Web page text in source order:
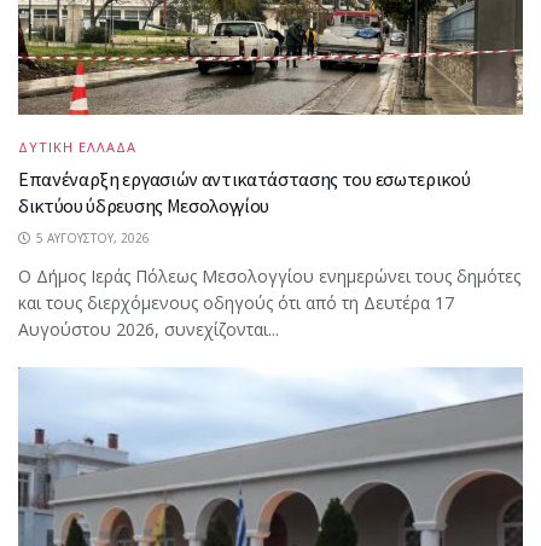
ΔΥΤΙΚΗ ΕΛΛΑΔΑ
Επανέναρξη εργασιών αντικατάστασης του εσωτερικού
δικτύου ύδρευσης Μεσολογγίου
5 ΑΥΓΟΎΣΤΟΥ, 2026
Ο Δήμος Ιεράς Πόλεως Μεσολογγίου ενημερώνει τους δημότες
και τους διερχόμενους οδηγούς ότι από τη Δευτέρα 17
Αυγούστου 2026, συνεχίζονται...